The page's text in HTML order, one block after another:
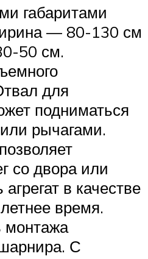
габаритами
— 80-130 см
50 см.
для
подниматься
рычагами.
со двора или
в качестве
время.
монтажа
С